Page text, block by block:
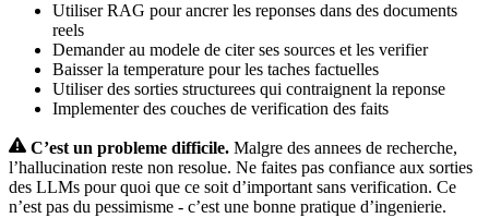
Utiliser RAG pour ancrer les reponses dans des documents
reels
Demander au modele de citer ses sources et les verifier
Baisser la temperature pour les taches factuelles
Utiliser des sorties structurees qui contraignent la reponse
Implementer des couches de verification des faits
C’est un probleme difficile. Malgre des annees de recherche,
l’hallucination reste non resolue. Ne faites pas confiance aux sorties
des LLMs pour quoi que ce soit d’important sans verification. Ce
n’est pas du pessimisme - c’est une bonne pratique d’ingenierie.